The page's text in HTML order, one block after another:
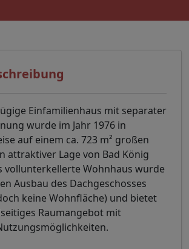
Einfamilienhaus mit separater
wurde im Jahr 1976 in
auf einem ca. 723 m² großen
attraktiver Lage von Bad König
vollunterkellerte Wohnhaus wurde
Ausbau des Dachgeschosses
keine Wohnfläche) und bietet
Raumangebot mit